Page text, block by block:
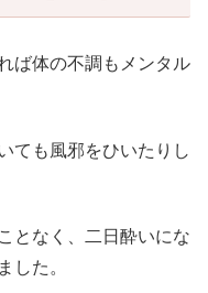
ば体の不調もメンタル
ても風邪をひいたりし
となく、二日酔いにな
した。